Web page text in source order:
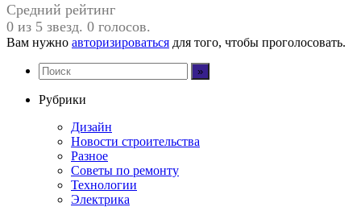
Средний рейтинг
0 из 5 звезд. 0 голосов.
Вам нужно авторизироваться для того, чтобы проголосовать.
Рубрики
Дизайн
Новости строительства
Разное
Советы по ремонту
Технологии
Электрика